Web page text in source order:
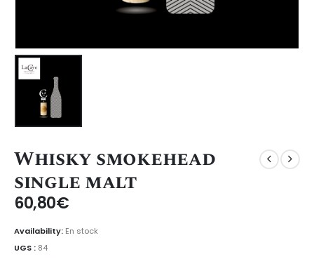
Whisky smokehead
single malt
60,80€
Availability: En stock
UGS : 84